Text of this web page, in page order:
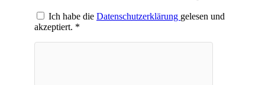
Ich habe die Datenschutzerklärung gelesen und
akzeptiert. *